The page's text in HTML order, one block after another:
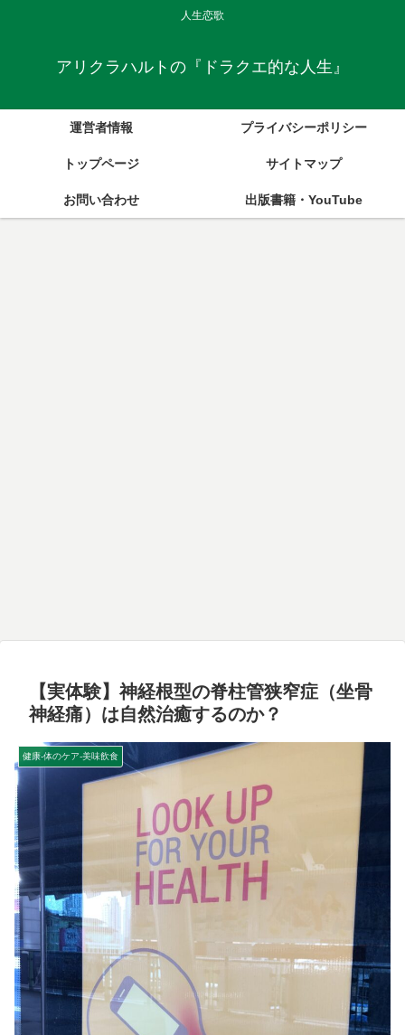
人生恋歌
アリクラハルトの『ドラクエ的な人生』
運営者情報 プライバシーポリシー
トップページ サイトマップ
お問い合わせ 出版書籍・YouTube
【実体験】神経根型の脊柱管狭窄症（坐骨
神経痛）は自然治癒するのか？
健康-体のケア-美味飲食